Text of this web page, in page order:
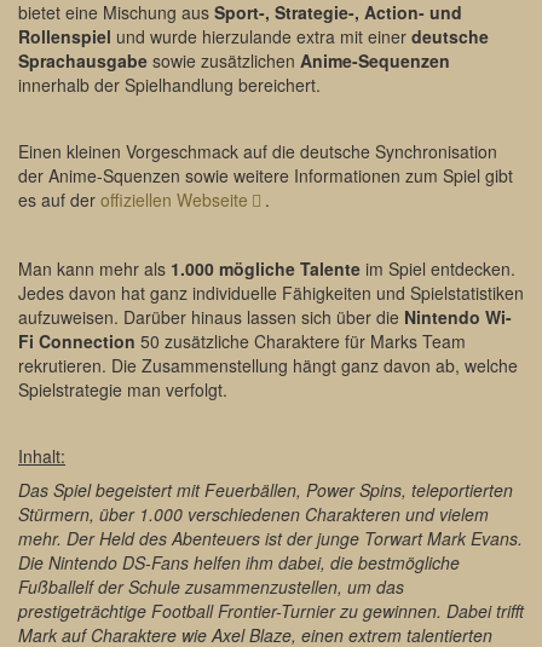
bietet eine Mischung aus Sport-, Strategie-, Action- und
Rollenspiel und wurde hierzulande extra mit einer deutsche
Sprachausgabe sowie zusätzlichen Anime-Sequenzen
innerhalb der Spielhandlung bereichert.
Einen kleinen Vorgeschmack auf die deutsche Synchronisation
der Anime-Squenzen sowie weitere Informationen zum Spiel gibt
es auf der offiziellen Webseite .
Man kann mehr als 1.000 mögliche Talente im Spiel entdecken.
Jedes davon hat ganz individuelle Fähigkeiten und Spielstatistiken
aufzuweisen. Darüber hinaus lassen sich über die Nintendo Wi-
Fi Connection 50 zusätzliche Charaktere für Marks Team
rekrutieren. Die Zusammenstellung hängt ganz davon ab, welche
Spielstrategie man verfolgt.
Inhalt:
Das Spiel begeistert mit Feuerbällen, Power Spins, teleportierten
Stürmern, über 1.000 verschiedenen Charakteren und vielem
mehr. Der Held des Abenteuers ist der junge Torwart Mark Evans.
Die Nintendo DS-Fans helfen ihm dabei, die bestmögliche
Fußballelf der Schule zusammenzustellen, um das
prestigeträchtige Football Frontier-Turnier zu gewinnen. Dabei trifft
Mark auf Charaktere wie Axel Blaze, einen extrem talentierten